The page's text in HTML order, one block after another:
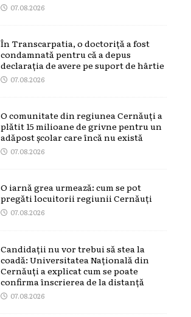
07.08.2026
În Transcarpatia, o doctoriță a fost
condamnată pentru că a depus
declarația de avere pe suport de hârtie
07.08.2026
O comunitate din regiunea Cernăuți a
plătit 15 milioane de grivne pentru un
adăpost școlar care încă nu există
07.08.2026
O iarnă grea urmează: cum se pot
pregăti locuitorii regiunii Cernăuți
07.08.2026
Candidații nu vor trebui să stea la
coadă: Universitatea Națională din
Cernăuți a explicat cum se poate
confirma înscrierea de la distanță
07.08.2026